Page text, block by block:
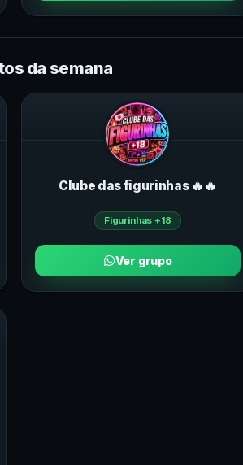
da semana
Clube das figurinhas 🔥🔥
Figurinhas +18
Ver grupo